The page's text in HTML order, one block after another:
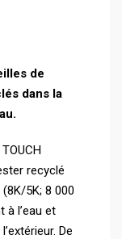
de
dans la
recyclé
(8K/5K; 8 000
à l’eau et
De